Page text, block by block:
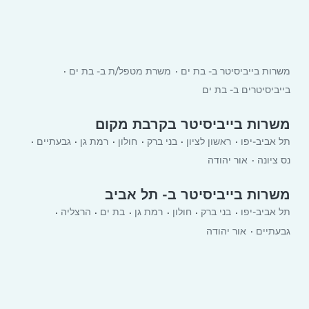
משרות בייביסיטר ב- בת ים
משרת מטפל/ת ב- בת ים
בייביסיטרים ב- בת ים
משרות בייביסיטר בקרבת מקום
תל אביב-יפו ראשון לציון בני ברק חולון רמת גן
גבעתיים
נס ציונה
אור יהודה
משרות בייביסיטר ב- תל אביב
תל אביב-יפו בני ברק חולון רמת גן בת ים
הרצליה
גבעתיים
אור יהודה